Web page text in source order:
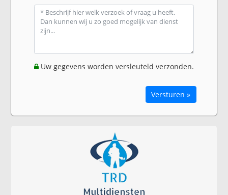
Uw gegevens worden versleuteld verzonden.
Versturen »